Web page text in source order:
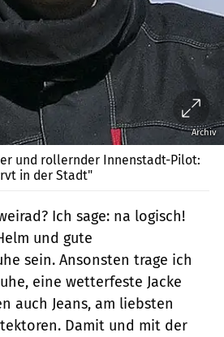
Archiv
und rollernder Innenstadt-Pilot:
in der Stadt"
Ich sage: na logisch!
und gute
sein. Ansonsten trage ich
eine wetterfeste Jacke
auch Jeans, am liebsten
Damit und mit der